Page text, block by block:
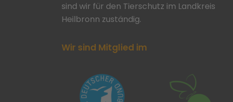
sind wir für den Tierschutz im Landkreis
Heilbronn zuständig.
Wir sind Mitglied im